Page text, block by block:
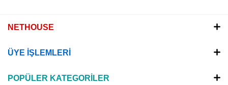
NETHOUSE
ÜYE İŞLEMLERİ
POPÜLER KATEGORİLER